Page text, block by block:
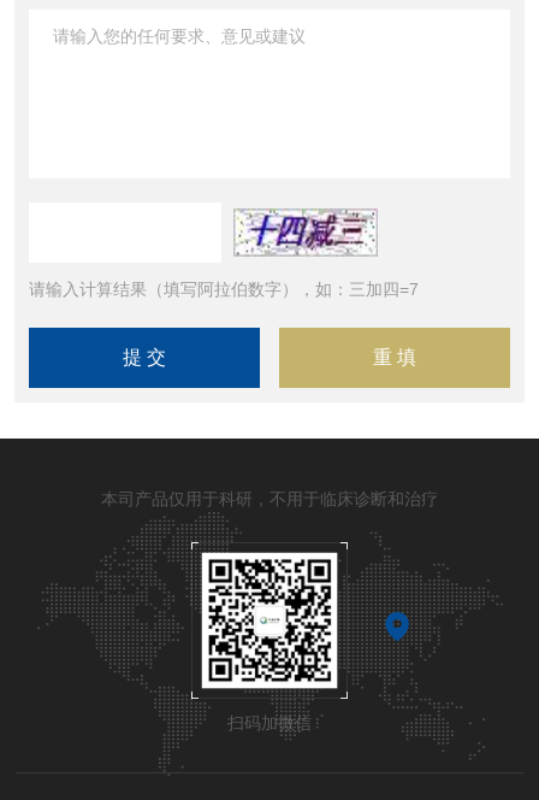
请输入计算结果（填写阿拉伯数字），如：三加四=7
本司产品仅用于科研，不用于临床诊断和治疗
扫码加微信